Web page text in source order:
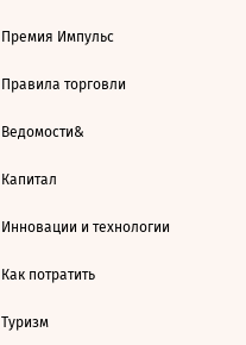
Премия Импульс
Правила торговли
Ведомости&
Капитал
Инновации и технологии
Как потратить
Туризм